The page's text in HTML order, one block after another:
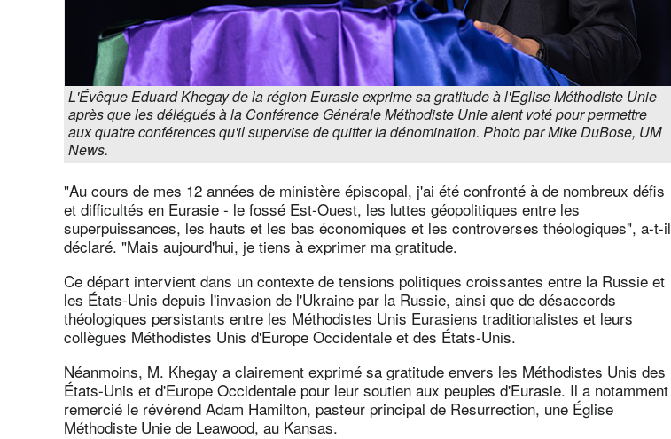
L'Évêque Eduard Khegay de la région Eurasie exprime sa gratitude à l'Eglise Méthodiste Unie
après que les délégués à la Conférence Générale Méthodiste Unie aient voté pour permettre
aux quatre conférences qu'il supervise de quitter la dénomination. Photo par Mike DuBose, UM
News.
"Au cours de mes 12 années de ministère épiscopal, j'ai été confronté à de nombreux défis
et difficultés en Eurasie - le fossé Est-Ouest, les luttes géopolitiques entre les
superpuissances, les hauts et les bas économiques et les controverses théologiques", a-t-il
déclaré. "Mais aujourd'hui, je tiens à exprimer ma gratitude.
Ce départ intervient dans un contexte de tensions politiques croissantes entre la Russie et
les États-Unis depuis l'invasion de l'Ukraine par la Russie, ainsi que de désaccords
théologiques persistants entre les Méthodistes Unis Eurasiens traditionalistes et leurs
collègues Méthodistes Unis d'Europe Occidentale et des États-Unis.
Néanmoins, M. Khegay a clairement exprimé sa gratitude envers les Méthodistes Unis des
États-Unis et d'Europe Occidentale pour leur soutien aux peuples d'Eurasie. Il a notamment
remercié le révérend Adam Hamilton, pasteur principal de Resurrection, une Église
Méthodiste Unie de Leawood, au Kansas.